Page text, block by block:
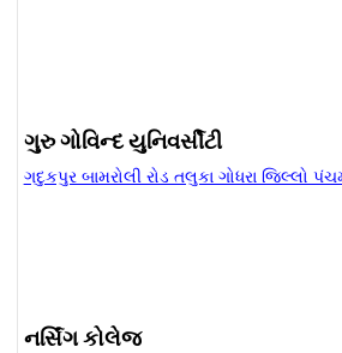
ગુરુ ગોવિન્દ યુનિવર્સીટી
ગદુકપુર બામરોલી રોડ તલુકા ગોધરા જિલ્લો
નર્સિંગ કોલેજ